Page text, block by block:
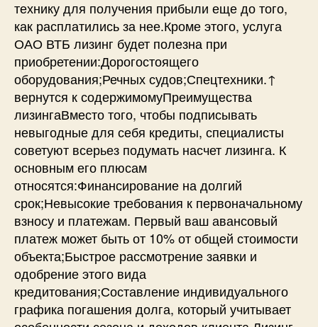
технику для получения прибыли еще до того,
как расплатились за нее.Кроме этого, услуга
ОАО ВТБ лизинг будет полезна при
приобретении:Дорогостоящего
оборудования;Речных судов;Спецтехники.↑
вернутся к содержимомуПреимущества
лизингаВместо того, чтобы подписывать
невыгодные для себя кредиты, специалисты
советуют всерьез подумать насчет лизинга. К
основным его плюсам
относятся:Финансирование на долгий
срок;Невысокие требования к первоначальному
взносу и платежам. Первый ваш авансовый
платеж может быть от 10% от общей стоимости
объекта;Быстрое рассмотрение заявки и
одобрение этого вида
кредитования;Составление индивидуального
графика погашения долга, который учитывает